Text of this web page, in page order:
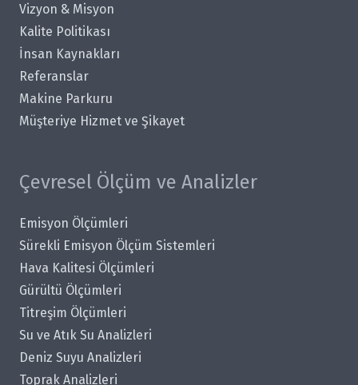
Vizyon & Misyon
Kalite Politikası
İnsan Kaynakları
Referanslar
Makine Parkuru
Müşteriye Hizmet ve Şikayet
Çevresel Ölçüm ve Analizler
Emisyon Ölçümleri
Sürekli Emisyon Ölçüm Sistemleri
Hava Kalitesi Ölçümleri
Gürültü Ölçümleri
Titreşim Ölçümleri
Su ve Atık Su Analizleri
Deniz Suyu Analizleri
Toprak Analizleri